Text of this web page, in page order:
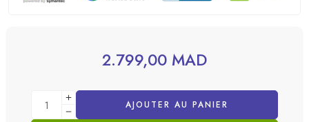
2.799,00 MAD
AJOUTER AU PANIER